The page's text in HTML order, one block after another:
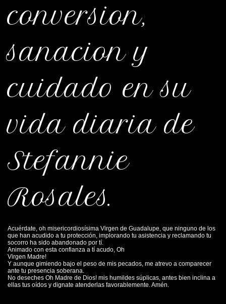
conversion,
sanacion y
cuidado en su
vida diaria de
Stefannie
Rosales.
Acuérdate, oh misericordiosísima Virgen de Guadalupe, que ninguno de los
que han acudido a tu protección, implorando tu asistencia y reclamando tu
socorro ha sido abandonado por tí.
Animado con esta confianza a tí acudo, Oh
Virgen Madre!
Y aunque gimiendo bajo el peso de mis pecados, me atrevo a comparecer
ante tu presencia soberana.
No deseches Oh Madre de Dios! mis humildes súplicas, antes bien inclina a
ellas tus oídos y dignate atenderlas favorablemente. Amén.